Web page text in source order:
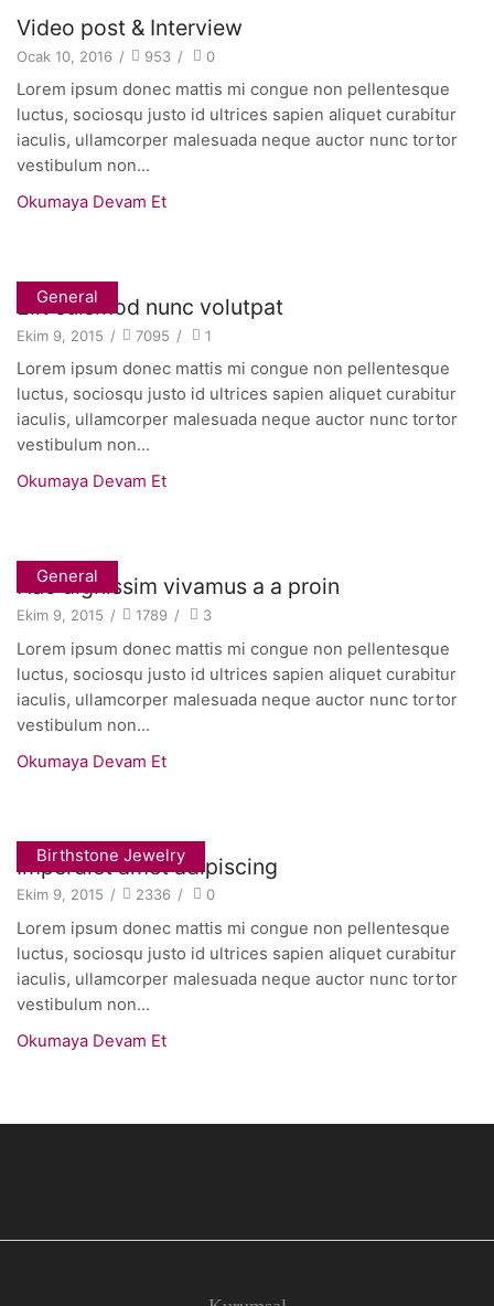
Video post & Interview
Ocak 10, 2016 / 953 / 0
Lorem ipsum donec mattis mi congue non pellentesque
luctus, sociosqu justo id ultrices sapien aliquet curabitur
iaculis, ullamcorper malesuada neque auctor nunc tortor
vestibulum non...
Okumaya Devam Et
General
Elit euismod nunc volutpat
Ekim 9, 2015 / 7095 / 1
Lorem ipsum donec mattis mi congue non pellentesque
luctus, sociosqu justo id ultrices sapien aliquet curabitur
iaculis, ullamcorper malesuada neque auctor nunc tortor
vestibulum non...
Okumaya Devam Et
General
Hac dignissim vivamus a a proin
Ekim 9, 2015 / 1789 / 3
Lorem ipsum donec mattis mi congue non pellentesque
luctus, sociosqu justo id ultrices sapien aliquet curabitur
iaculis, ullamcorper malesuada neque auctor nunc tortor
vestibulum non...
Okumaya Devam Et
Birthstone Jewelry
Imperdiet amet adipiscing
Ekim 9, 2015 / 2336 / 0
Lorem ipsum donec mattis mi congue non pellentesque
luctus, sociosqu justo id ultrices sapien aliquet curabitur
iaculis, ullamcorper malesuada neque auctor nunc tortor
vestibulum non...
Okumaya Devam Et